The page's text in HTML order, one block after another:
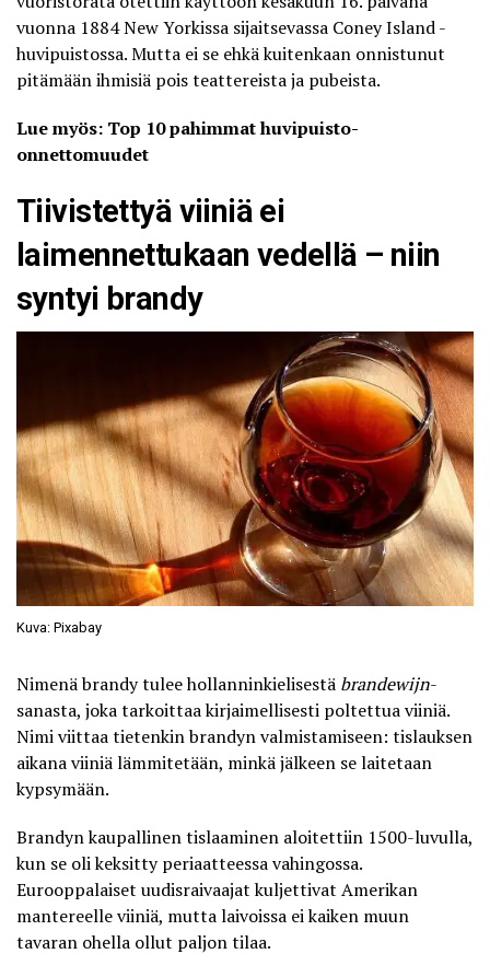
vuonna 1884 New Yorkissa sijaitsevassa Coney Island -
huvipuistossa. Mutta ei se ehkä kuitenkaan onnistunut
pitämään ihmisiä pois teattereista ja pubeista.
Lue myös: Top 10 pahimmat huvipuisto-
onnettomuudet
Tiivistettyä viiniä ei
laimennettukaan vedellä – niin
syntyi brandy
Kuva: Pixabay
Nimenä brandy tulee hollanninkielisestä brandewijn-
sanasta, joka tarkoittaa kirjaimellisesti poltettua viiniä.
Nimi viittaa tietenkin brandyn valmistamiseen: tislauksen
aikana viiniä lämmitetään, minkä jälkeen se laitetaan
kypsymään.
Brandyn kaupallinen tislaaminen aloitettiin 1500-luvulla,
kun se oli keksitty periaatteessa vahingossa.
Eurooppalaiset uudisraivaajat kuljettivat Amerikan
mantereelle viiniä, mutta laivoissa ei kaiken muun
tavaran ohella ollut paljon tilaa.